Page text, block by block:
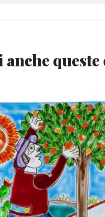
anche